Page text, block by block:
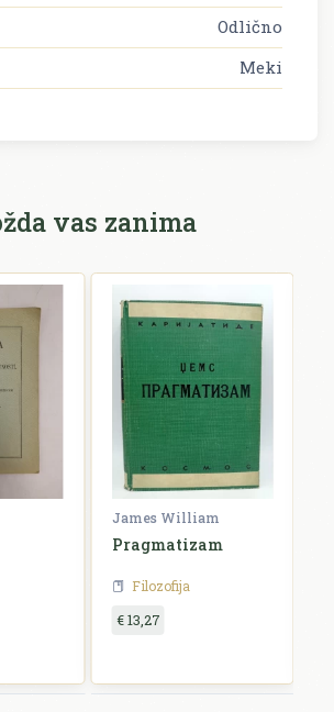
Odlično
Meki
vas zanima
James William
Pragmatizam
Filozofija
€ 13,27